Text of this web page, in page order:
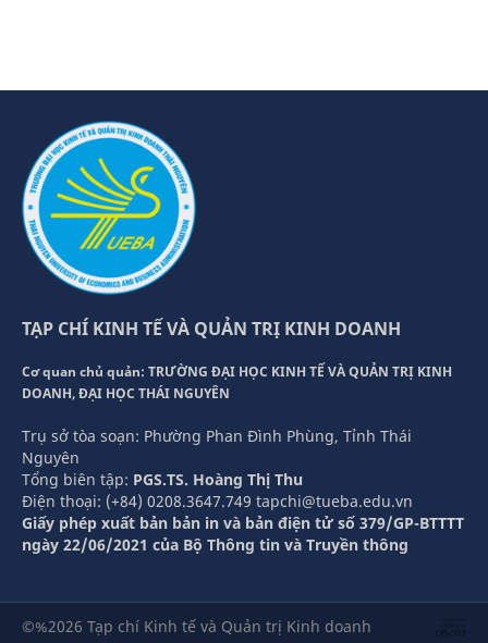
TẠP CHÍ KINH TẾ VÀ QUẢN TRỊ KINH DOANH
Cơ quan chủ quản: TRƯỜNG ĐẠI HỌC KINH TẾ VÀ QUẢN TRỊ KINH
DOANH, ĐẠI HỌC THÁI NGUYÊN
Trụ sở tòa soạn: Phường Phan Đình Phùng, Tỉnh Thái
Nguyên
Tổng biên tập: PGS.TS. Hoàng Thị Thu
Điện thoại: (+84) 0208.3647.749 tapchi@tueba.edu.vn
Giấy phép xuất bản bản in và bản điện tử số 379/GP-BTTTT
ngày 22/06/2021 của Bộ Thông tin và Truyền thông
©%2026 Tạp chí Kinh tế và Quản trị Kinh doanh